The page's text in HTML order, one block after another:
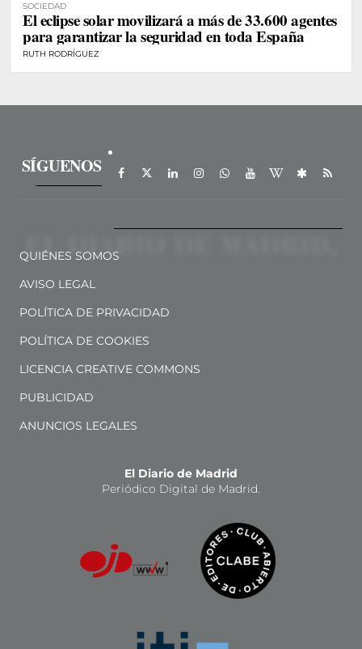
SOCIEDAD
El eclipse solar movilizará a más de 33.600 agentes
para garantizar la seguridad en toda España
RUTH RODRÍGUEZ
SÍGUENOS
QUIÉNES SOMOS
AVISO LEGAL
POLÍTICA DE PRIVACIDAD
POLÍTICA DE COOKIES
LICENCIA CREATIVE COMMONS
PUBLICIDAD
ANUNCIOS LEGALES
El Diario de Madrid
Periódico Digital de Madrid.